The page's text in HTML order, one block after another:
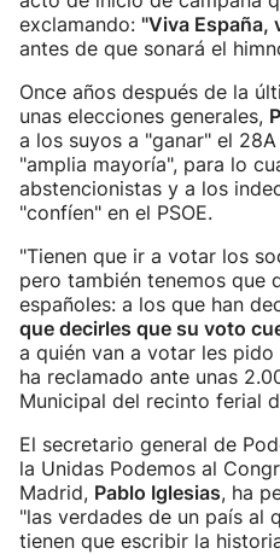
exclamando: "Viva España,
antes de que sonará el
Once años después de la
unas elecciones generales,
a los suyos a "ganar" el
"amplia mayoría", para lo
abstencionistas y a los
"confíen" en el PSOE.
"Tienen que ir a votar los
pero también tenemos que
españoles: a los que han
que decirles que su voto
a quién van a votar les pido
ha reclamado ante unas
Municipal del recinto ferial
El secretario general de
la Unidas Podemos al
Madrid, Pablo Iglesias, ha
"las verdades de un país al
tienen que escribir la